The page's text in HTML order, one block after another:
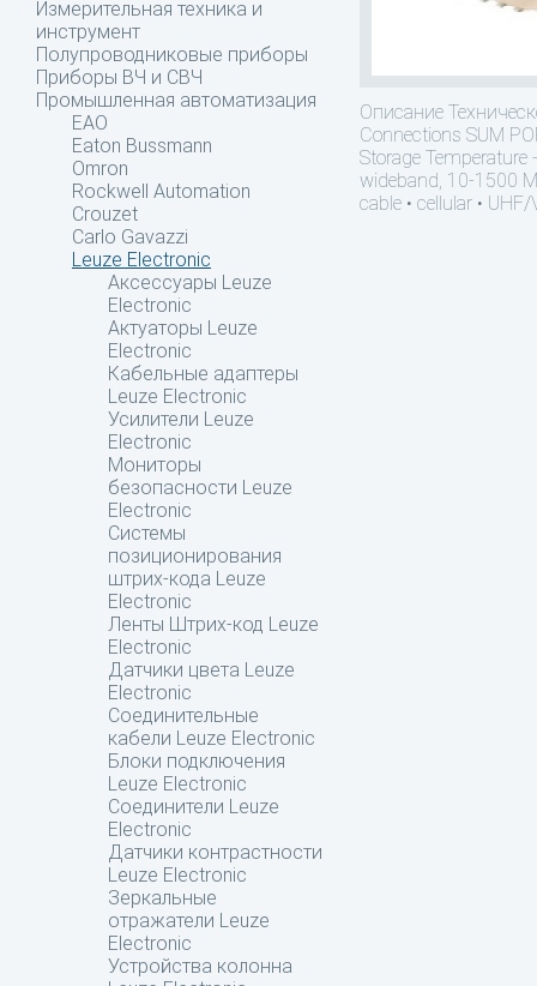
Измерительная техника и
инструмент
Полупроводниковые приборы
Приборы ВЧ и СВЧ
Промышленная автоматизация
EAO
Eaton Bussmann
Omron
Rockwell Automation
Crouzet
Carlo Gavazzi
Leuze Electronic
Аксессуары Leuze
Electronic
Актуаторы Leuze
Electronic
Кабельные адаптеры
Leuze Electronic
Усилители Leuze
Electronic
Мониторы
безопасности Leuze
Electronic
Системы
позиционирования
штрих-кода Leuze
Electronic
Ленты Штрих-код Leuze
Electronic
Датчики цвета Leuze
Electronic
Соединительные
кабели Leuze Electronic
Блоки подключения
Leuze Electronic
Соединители Leuze
Electronic
Датчики контрастности
Leuze Electronic
Зеркальные
отражатели Leuze
Electronic
Устройства колонна
Описание
Connections SUM
Storage
wideband, 10-1500
cable • cellular •